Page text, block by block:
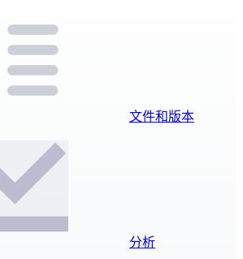
文件和版本
分析